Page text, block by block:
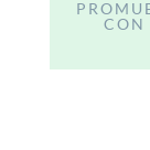
CON